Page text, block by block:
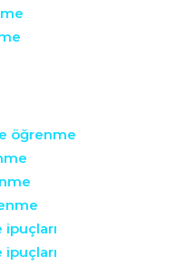
öğrenme